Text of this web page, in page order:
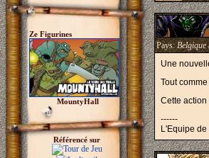
Ze Figurines
MountyHall
Référencé sur
Pays:Belgique
Une
Tout
Cette action
------
L'Equipe de